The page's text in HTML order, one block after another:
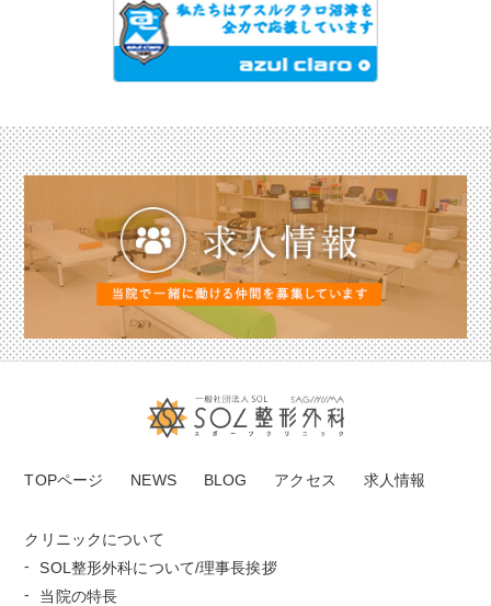
TOPページ NEWS BLOG アクセス 求人情報
クリニックについて
SOL整形外科について/理事長挨拶
当院の特長